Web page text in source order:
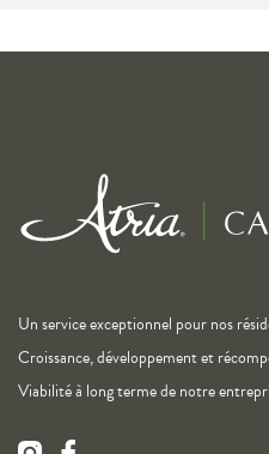
Un service exceptionnel pour nos
Croissance, développement et
Viabilité à long terme de notre